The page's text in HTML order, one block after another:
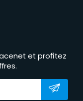
et profitez